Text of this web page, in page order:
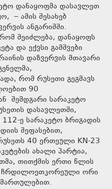
დანაყოფმა დასავლეთ
– ამის შესახებ
ანგარიშში.
შეიძლება, დანაყოფს
და ექვსი გამშვები
დაზვერვის მთავარი
რომ რუსეთი გეგმავს
90
შემდგარი სარაკეტო
დასავლეთში,
ე სარაკეტო ბრიგადის
შეფასებით,
რუსეთს 40 ერთეული KN-23
ახალი პარტია,
თითქმის ერთი წლის
ჩრდილოეთკორეული ორი